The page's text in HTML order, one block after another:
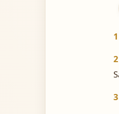
1
2
3